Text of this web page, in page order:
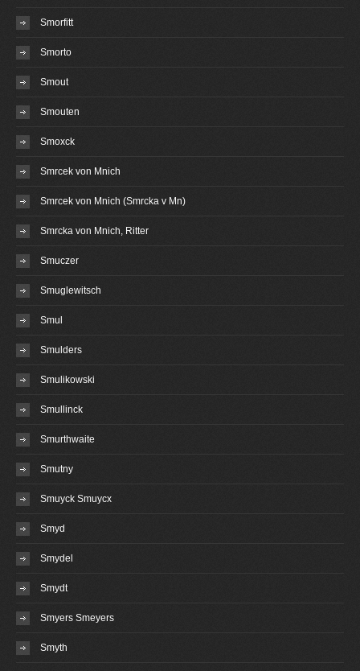
Smorfitt
Smorto
Smout
Smouten
Smoxck
Smrcek von Mnich
Smrcek von Mnich (Smrcka v Mn)
Smrcka von Mnich, Ritter
Smuczer
Smuglewitsch
Smul
Smulders
Smulikowski
Smullinck
Smurthwaite
Smutny
Smuyck Smuycx
Smyd
Smydel
Smydt
Smyers Smeyers
Smyth